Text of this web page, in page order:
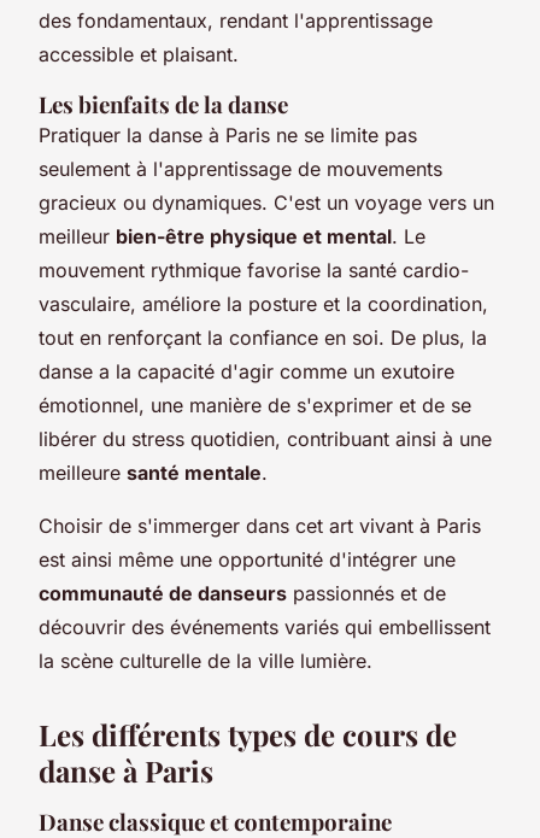
des fondamentaux, rendant l'apprentissage
accessible et plaisant.
Les bienfaits de la danse
Pratiquer la danse à Paris ne se limite pas
seulement à l'apprentissage de mouvements
gracieux ou dynamiques. C'est un voyage vers un
meilleur bien-être physique et mental. Le
mouvement rythmique favorise la santé cardio-
vasculaire, améliore la posture et la coordination,
tout en renforçant la confiance en soi. De plus, la
danse a la capacité d'agir comme un exutoire
émotionnel, une manière de s'exprimer et de se
libérer du stress quotidien, contribuant ainsi à une
meilleure santé mentale.
Choisir de s'immerger dans cet art vivant à Paris
est ainsi même une opportunité d'intégrer une
communauté de danseurs passionnés et de
découvrir des événements variés qui embellissent
la scène culturelle de la ville lumière.
Les différents types de cours de
danse à Paris
Danse classique et contemporaine